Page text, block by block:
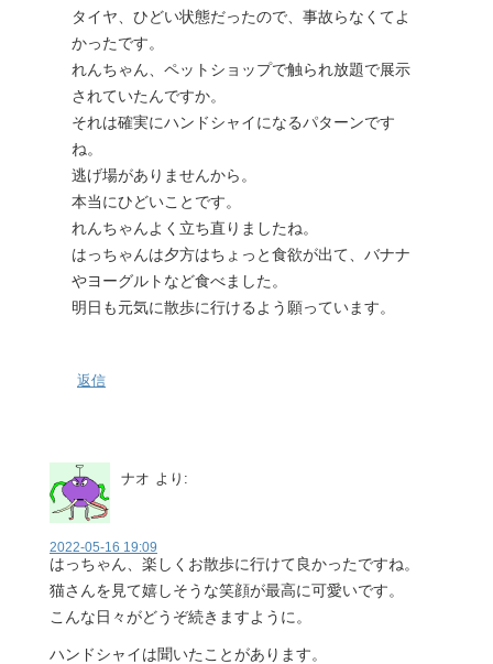
タイヤ、ひどい状態だったので、事故らなくてよ
かったです。
れんちゃん、ペットショップで触られ放題で展示
されていたんですか。
それは確実にハンドシャイになるパターンです
ね。
逃げ場がありませんから。
本当にひどいことです。
れんちゃんよく立ち直りましたね。
はっちゃんは夕方はちょっと食欲が出て、バナナ
やヨーグルトなど食べました。
明日も元気に散歩に行けるよう願っています。
返信
ナオ より:
2022-05-16 19:09
はっちゃん、楽しくお散歩に行けて良かったですね。
猫さんを見て嬉しそうな笑顔が最高に可愛いです。
こんな日々がどうぞ続きますように。
ハンドシャイは聞いたことがあります。